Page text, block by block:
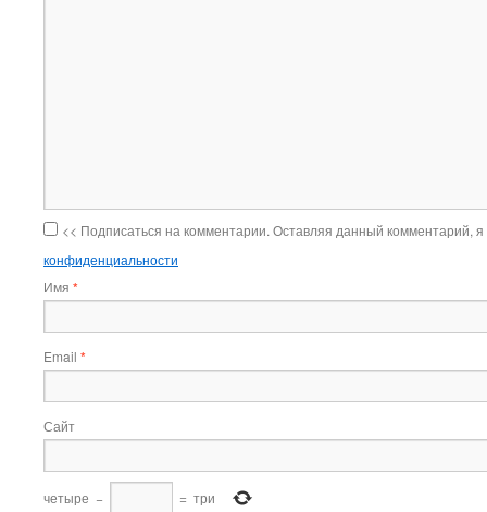
<< Подписаться на комментарии. Оставляя данный комментарий,
конфиденциальности
Имя *
Email *
Сайт
четыре − = три